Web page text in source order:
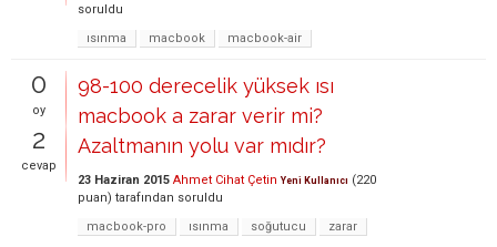
soruldu
ısınma
macbook macbook-air
0
oy
2
cevap
98-100 derecelik yüksek ısı
macbook a zarar verir mi?
Azaltmanın yolu var mıdır?
23 Haziran 2015 Ahmet Cihat Çetin Yeni Kullanıcı (220
puan) tarafından soruldu
macbook-pro
ısınma soğutucu zarar